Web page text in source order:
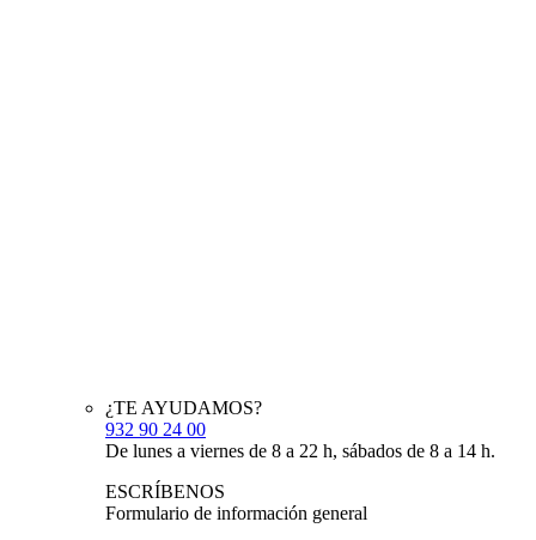
¿TE AYUDAMOS?
932 90 24 00
De lunes a viernes de 8 a 22 h, sábados de 8 a 14 h.
ESCRÍBENOS
Formulario de información general